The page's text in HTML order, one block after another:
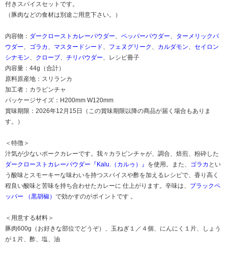
付きスパイスセットです。
（豚肉などの食材は別途ご用意下さい。）
内容物： ダークローストカレーパウダー、 ペッパーパウダー、 ターメリックパ
ウダー、 ゴラカ 、 マスタードシード、 フェヌグリーク 、 カルダモン、 セイロン
シナモン、 クローブ、 チリパウダー、レシピ冊子
内容量：44g（合計）
原料原産地：スリランカ
加工者：カラピンチャ
パッケージサイズ：H200mm W120mm
賞味期限：2026年12月15日（この賞味期限以降の商品が届く場合もありま
す。）
＜特徴＞
汁気が少ないポークカレーです。我々カラピンチャが、調合、焙煎、粉砕した
ダークローストカレーパウダー『Kalu.（カルゥ）』 を使用。また、 ゴラカ とい
う酸味とスモーキーな味わいを持つスパイスや酢を加えるレシピで、香り高く
程良い酸味と苦味を持ち合わせたカレーに 仕上がります。辛味は、 ブラックペ
ッパー （黒胡椒） で効かすのがポイントです 。
＜用意する材料＞
豚肉600g（お好きな部位でどうぞ）、玉ねぎ１／４個、にんにく１片、しょう
が１片、酢、塩、油